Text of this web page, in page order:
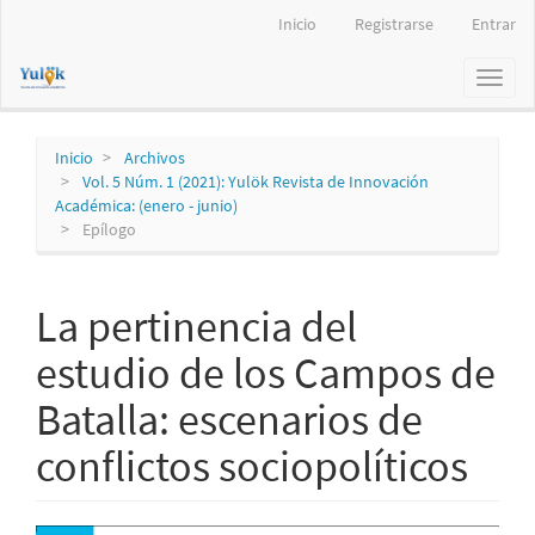
principal
Inicio Registrarse Entrar
Toggle
Inicio
Archivos
Vol. 5 Núm. 1 (2021): Yulök Revista de Innovación
Académica: (enero - junio)
Epílogo
La pertinencia del
estudio de los Campos de
Batalla: escenarios de
conflictos sociopolíticos